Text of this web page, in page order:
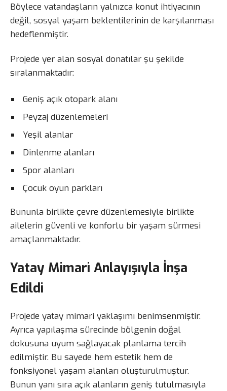
Böylece vatandaşların yalnızca konut ihtiyacının
değil, sosyal yaşam beklentilerinin de karşılanması
hedeflenmiştir.
Projede yer alan sosyal donatılar şu şekilde
sıralanmaktadır:
Geniş açık otopark alanı
Peyzaj düzenlemeleri
Yeşil alanlar
Dinlenme alanları
Spor alanları
Çocuk oyun parkları
Bununla birlikte çevre düzenlemesiyle birlikte
ailelerin güvenli ve konforlu bir yaşam sürmesi
amaçlanmaktadır.
Yatay Mimari Anlayışıyla İnşa
Edildi
Projede yatay mimari yaklaşımı benimsenmiştir.
Ayrıca yapılaşma sürecinde bölgenin doğal
dokusuna uyum sağlayacak planlama tercih
edilmiştir. Bu sayede hem estetik hem de
fonksiyonel yaşam alanları oluşturulmuştur.
Bunun yanı sıra açık alanların geniş tutulmasıyla